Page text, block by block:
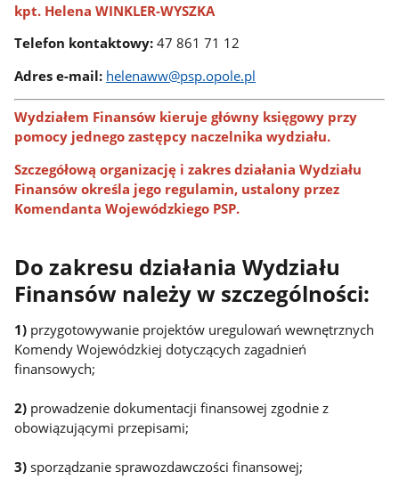
kpt. Helena WINKLER-WYSZKA
Telefon kontaktowy: 47 861 71 12
Adres e-mail: helenaww@psp.opole.pl
Wydziałem Finansów kieruje główny księgowy przy
pomocy jednego zastępcy naczelnika wydziału.
Szczegółową organizację i zakres działania Wydziału
Finansów określa jego regulamin, ustalony przez
Komendanta Wojewódzkiego PSP.
Do zakresu działania Wydziału
Finansów należy w szczególności:
1) przygotowywanie projektów uregulowań wewnętrznych
Komendy Wojewódzkiej dotyczących zagadnień
finansowych;
2) prowadzenie dokumentacji finansowej zgodnie z
obowiązującymi przepisami;
3) sporządzanie sprawozdawczości finansowej;